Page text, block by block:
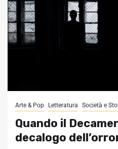
Arte & Pop Letteratura Società e
Quando il
decalogo